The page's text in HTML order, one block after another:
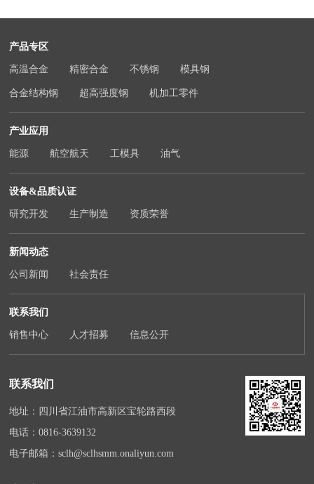
产品专区
高温合金 精密合金 不锈钢 模具钢
合金结构钢 超高强度钢 机加工零件
产业应用
能源 航空航天 工模具 油气
设备&品质认证
研究开发 生产制造 资质荣誉
新闻动态
公司新闻 社会责任
联系我们
销售中心 人才招募 信息公开
联系我们
地址：四川省江油市高新区宝轮路西段
电话：0816-3639132
电子邮箱：sclh@sclhsmm.onaliyun.com